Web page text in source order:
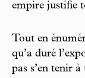
empire justifie
Tout en
qu’a duré
pas s’en tenir